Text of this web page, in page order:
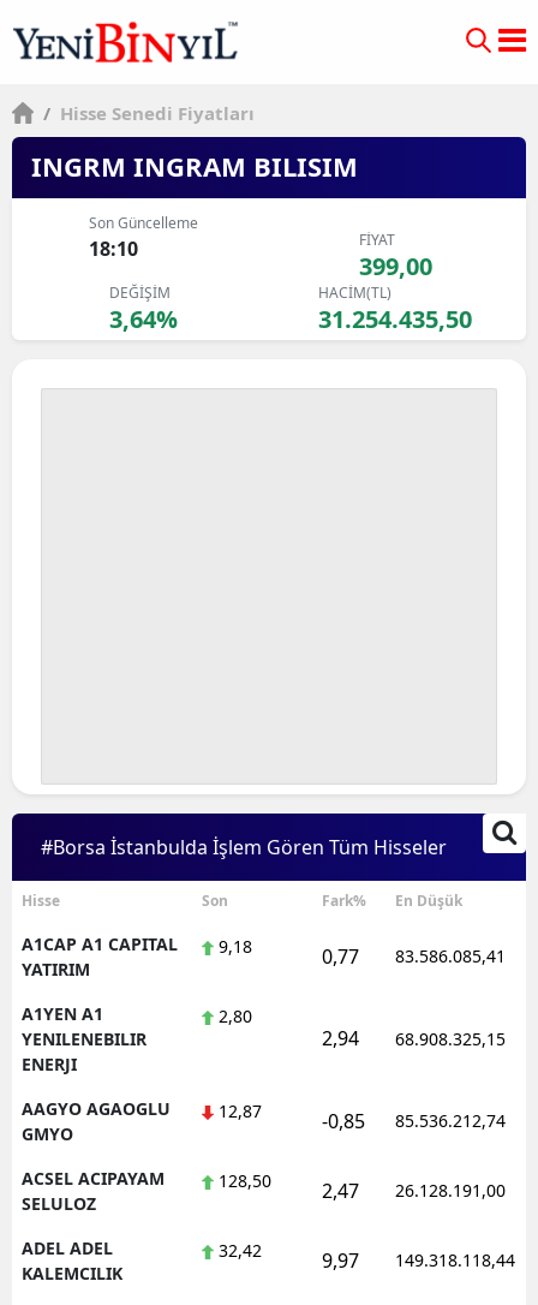
/ Hisse Senedi Fiyatları
INGRM INGRAM BILISIM
Son Güncelleme
18:10 FİYAT
399,00
DEĞİŞİM
3,64%
HACİM(TL)
31.254.435,50
#Borsa İstanbulda İşlem Gören Tüm Hisseler
Hisse Son Fark% En Düşük
A1CAP A1 CAPITAL
YATIRIM
9,18 0,77 83.586.085,41
A1YEN A1
YENILENEBILIR
ENERJI
2,80
2,94 68.908.325,15
AAGYO AGAOGLU
GMYO
12,87 -0,85 85.536.212,74
ACSEL ACIPAYAM
SELULOZ
128,50 2,47 26.128.191,00
ADEL ADEL
KALEMCILIK
32,42 9,97 149.318.118,44